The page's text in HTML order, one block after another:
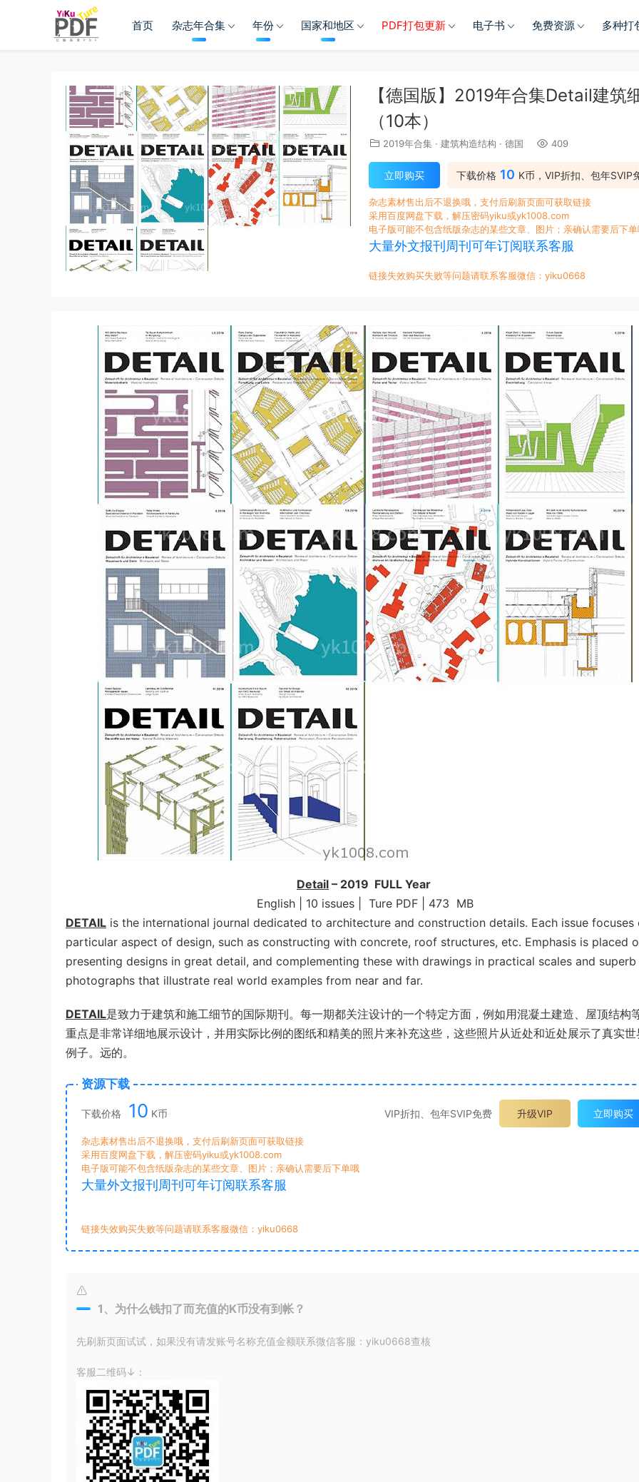
首页 杂志年合集 年份 国家和地区 PDF打包更新 电子书 免费资源 多种打
【德国版】2019年合集Detail建筑
（10本）
2019年合集 · 建筑构造结构 · 德国 409
下载价格 10 K币，VIP折扣、包年SVIP
立即购买
杂志素材售出后不退换哦，支付后刷新页面可获取链接
采用百度网盘下载，解压密码yiku或yk1008.com
电子版可能不包含纸版杂志的某些文章、图片；亲确认需要后下
大量外文报刊周刊可年订阅联系客服
链接失效购买失败等问题请联系客服微信：yiku0668
Detail – 2019 FULL Year
English | 10 issues | Ture PDF | 473 MB
DETAIL is the international journal dedicated to architecture and construction details. Each issue focuses
particular aspect of design, such as constructing with concrete, roof structures, etc. Emphasis is placed
presenting designs in great detail, and complementing these with drawings in practical scales and superb
photographs that illustrate real world examples from near and far.
DETAIL是致力于建筑和施工细节的国际期刊。每一期都关注设计的一个特定方面，例如用混凝土建造、屋顶结构
重点是非常详细地展示设计，并用实际比例的图纸和精美的照片来补充这些，这些照片从近处和近处展示了真实世
例子。远的。
资源下载
下载价格 10 K币 VIP折扣、包年SVIP免费 升级VIP 立即购买
杂志素材售出后不退换哦，支付后刷新页面可获取链接
采用百度网盘下载，解压密码yiku或yk1008.com
电子版可能不包含纸版杂志的某些文章、图片；亲确认需要后下单哦
大量外文报刊周刊可年订阅联系客服
链接失效购买失败等问题请联系客服微信：yiku0668
1、为什么钱扣了而充值的K币没有到帐？
先刷新页面试试，如果没有请发账号名称充值金额联系微信客服：yiku0668查核
客服二维码↓：